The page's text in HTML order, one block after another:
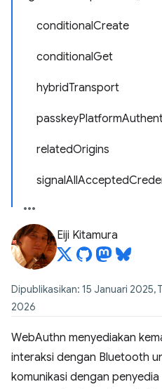
conditionalCreate
conditionalGet
hybridTransport
relatedOrigins
Eiji Kitamura
Dipublikasikan: 15 Januari 2025,
2026
WebAuthn menyediakan
interaksi dengan Bluetooth
komunikasi dengan